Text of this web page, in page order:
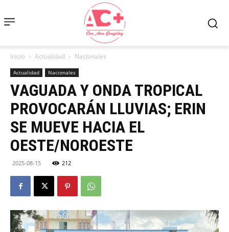
Inicio Actualidad Nacionales
Actualidad Nacionales
VAGUADA Y ONDA TROPICAL
PROVOCARÁN LLUVIAS; ERIN
SE MUEVE HACIA EL
OESTE/NOROESTE
2025-08-15 212